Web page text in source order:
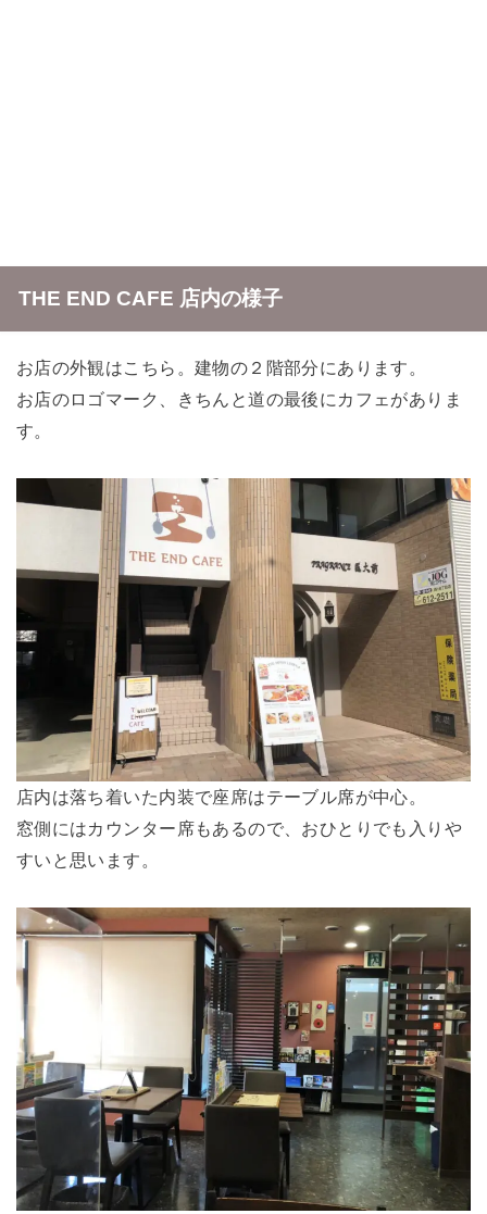
THE END CAFE 店内の様子
お店の外観はこちら。建物の２階部分にあります。
お店のロゴマーク、きちんと道の最後にカフェがありま
す。
店内は落ち着いた内装で座席はテーブル席が中心。
窓側にはカウンター席もあるので、おひとりでも入りや
すいと思います。